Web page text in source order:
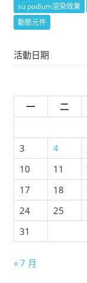
su podium渲染效果
動態元件
活動日期
一
二
3
4
10
11
17
18
24
25
31
« 7 月